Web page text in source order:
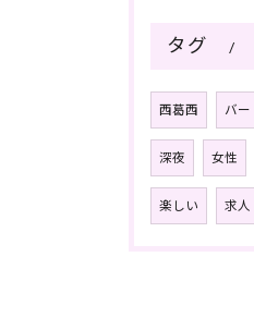
タグ
西葛西 バー
深夜 女性
楽しい 求人